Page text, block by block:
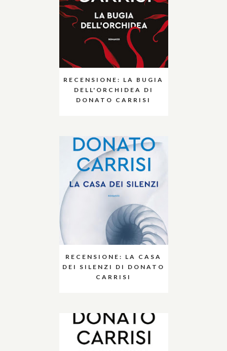
RECENSIONE: LA BUGIA
DELL'ORCHIDEA DI
DONATO CARRISI
RECENSIONE: LA CASA
DEI SILENZI DI DONATO
CARRISI